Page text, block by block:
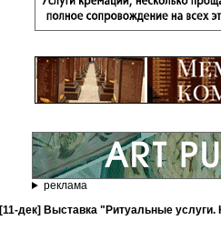
реклама
[11-дек] Выставка "Ритуальные услуги.